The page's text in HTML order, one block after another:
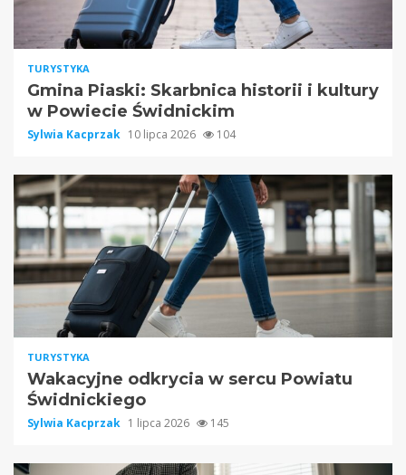
TURYSTYKA
Gmina Piaski: Skarbnica historii i kultury
w Powiecie Świdnickim
Sylwia Kacprzak 10 lipca 2026 104
TURYSTYKA
Wakacyjne odkrycia w sercu Powiatu
Świdnickiego
Sylwia Kacprzak 1 lipca 2026 145